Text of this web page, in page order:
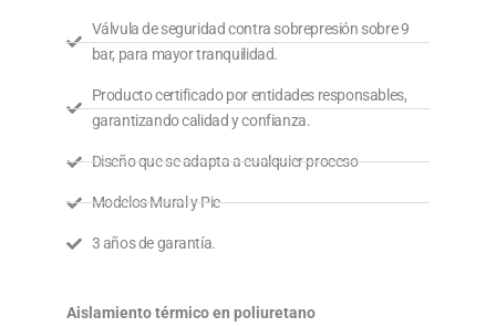
Válvula de seguridad contra sobrepresión sobre 9
bar, para mayor tranquilidad.
Producto certificado por entidades responsables,
garantizando calidad y confianza.
Diseño que se adapta a cualquier proceso
Modelos Mural y Pie
3 años de garantía.
Aislamiento térmico en poliuretano